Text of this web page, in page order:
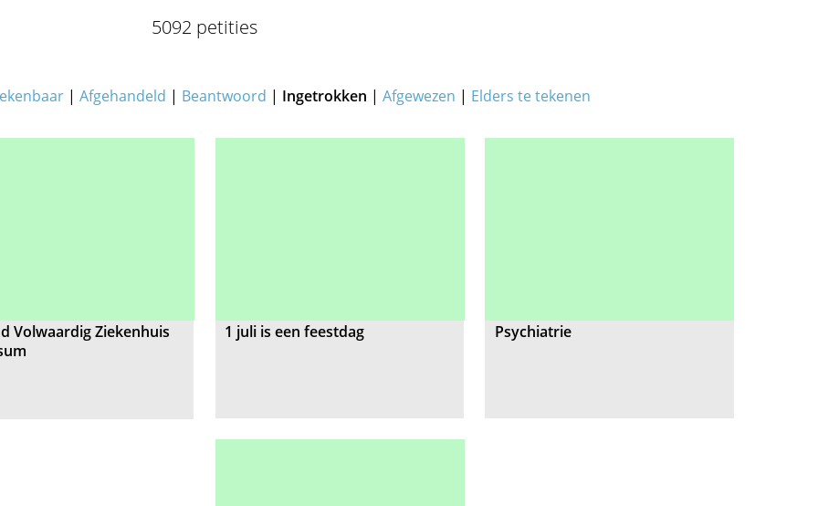
5092 petities
| Afgehandeld | Beantwoord | Ingetrokken | Afgewezen | Elders te tekenen
Volwaardig Ziekenhuis
1 juli is een feestdag Psychiatrie